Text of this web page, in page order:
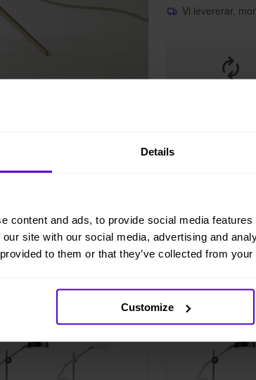
Details
content and ads, to provide social media
site with our social media, advertising and
to them or that they’ve collected from
Customize
Vi levererar,